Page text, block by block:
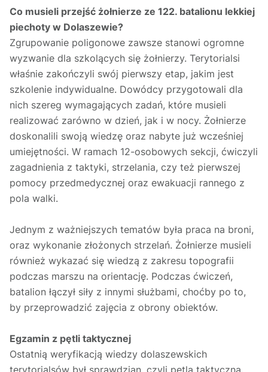
Co musieli przejść żołnierze ze 122. batalionu lekkiej
piechoty w Dolaszewie?
Zgrupowanie poligonowe zawsze stanowi ogromne
wyzwanie dla szkolących się żołnierzy. Terytorialsi
właśnie zakończyli swój pierwszy etap, jakim jest
szkolenie indywidualne. Dowódcy przygotowali dla
nich szereg wymagających zadań, które musieli
realizować zarówno w dzień, jak i w nocy. Żołnierze
doskonalili swoją wiedzę oraz nabyte już wcześniej
umiejętności. W ramach 12-osobowych sekcji, ćwiczyli
zagadnienia z taktyki, strzelania, czy też pierwszej
pomocy przedmedycznej oraz ewakuacji rannego z
pola walki.
Jednym z ważniejszych tematów była praca na broni,
oraz wykonanie złożonych strzelań. Żołnierze musieli
również wykazać się wiedzą z zakresu topografii
podczas marszu na orientację. Podczas ćwiczeń,
batalion łączył siły z innymi służbami, choćby po to,
by przeprowadzić zajęcia z obrony obiektów.
Egzamin z pętli taktycznej
Ostatnią weryfikacją wiedzy dolaszewskich